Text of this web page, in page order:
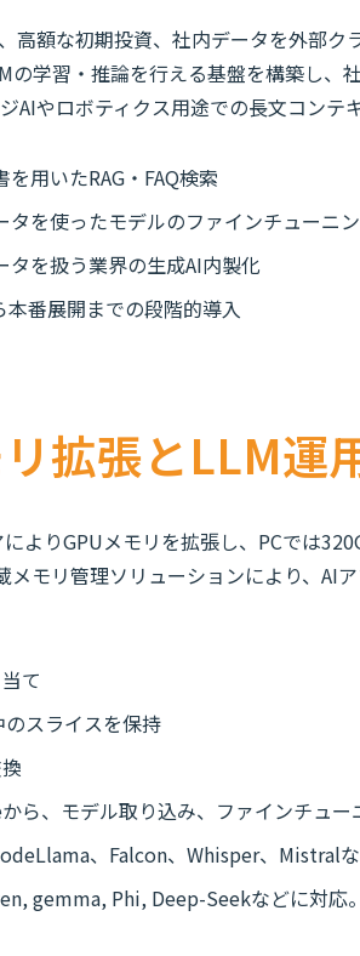
高額な初期投資、社内データを外部
学習・推論を行える基盤を構築し、
やロボティクス用途での長文コンテ
を用いたRAG・FAQ検索
タを使ったモデルのファインチューニ
タを扱う業界の生成AI内製化
本番展開までの段階的導入
拡張とLLM運
よりGPUメモリを拡張し、PCでは
モリ管理ソリューションにより、AI
て
スライスを保持
ら、モデル取り込み、ファインチュ
、Falcon、Whisper、Mistral
gemma, Phi, Deep-Seekなどに対応。